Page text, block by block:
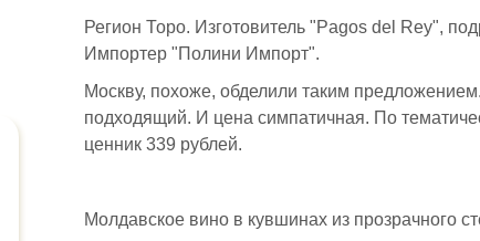
Регион Торо. Изготовитель "Pagos del Rey",
Импортер "Полини Импорт".
Москву, похоже, обделили таким
подходящий. И цена симпатичная. По
ценник 339 рублей.
Молдавское вино в кувшинах из прозрачного